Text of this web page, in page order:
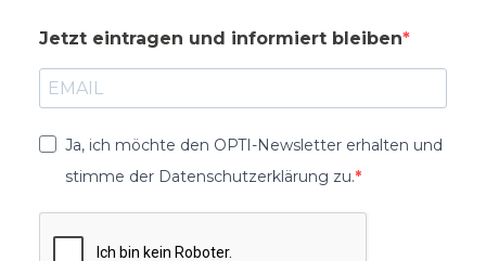
Jetzt eintragen und informiert bleiben
Ja, ich möchte den OPTI-Newsletter erhalten und
stimme der Datenschutzerklärung zu.